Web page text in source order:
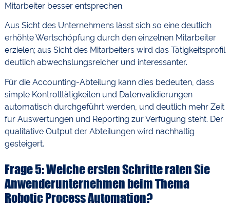
Mitarbeiter besser entsprechen.
Aus Sicht des Unternehmens lässt sich so eine deutlich
erhöhte Wertschöpfung durch den einzelnen Mitarbeiter
erzielen; aus Sicht des Mitarbeiters wird das Tätigkeitsprofil
deutlich abwechslungsreicher und interessanter.
Für die Accounting-Abteilung kann dies bedeuten, dass
simple Kontrolltätigkeiten und Datenvalidierungen
automatisch durchgeführt werden, und deutlich mehr Zeit
für Auswertungen und Reporting zur Verfügung steht. Der
qualitative Output der Abteilungen wird nachhaltig
gesteigert.
Frage 5: Welche ersten Schritte raten Sie
Anwenderunternehmen beim Thema
Robotic Process Automation?